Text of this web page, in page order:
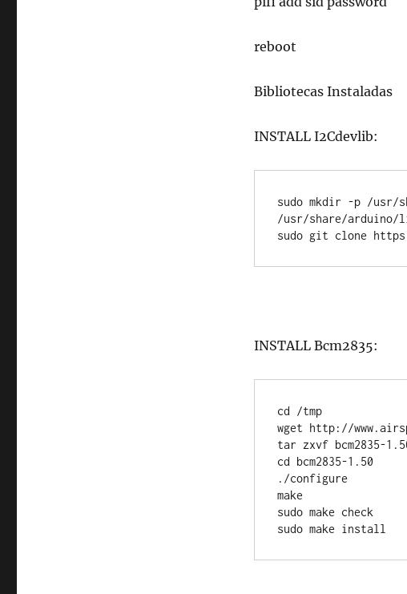
reboot
Bibliotecas Instaladas
INSTALL I2Cdevlib:
sudo mkdir -p /usr/
/usr/share/arduino/
sudo git clone
INSTALL Bcm2835:
cd /tmp
wget http://
tar zxvf bcm2835-
cd bcm2835-1.50
./configure
make
sudo make check
sudo make install